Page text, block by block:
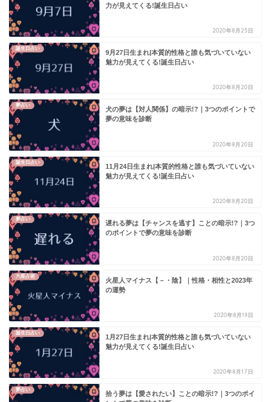
力が見えてくる!誕生日占い
2020年8月25日
誕生日占い
9月27日生まれ|本質的性格と誰も気づいていない
魅力が見えてくる!誕生日占い
2020年8月20日
夢占い
犬の夢は【対人関係】の暗示!?｜3つのポイントで
夢の意味を診断
2020年8月20日
誕生日占い
11月24日生まれ|本質的性格と誰も気づいていない
魅力が見えてくる!誕生日占い
2020年8月20日
夢占い
遅れる夢は【チャンスを逃す】ことの暗示!?｜3つ
のポイントで夢の意味を診断
2020年8月20日
六星占術
火星人マイナス【－・陰】｜性格・相性と2023年
の運勢
2020年8月19日
誕生日占い
1月27日生まれ|本質的性格と誰も気づいていない
魅力が見えてくる!誕生日占い
2020年8月17日
夢占い
拾う夢は【愛されたい】ことの暗示!?｜3つのポイ